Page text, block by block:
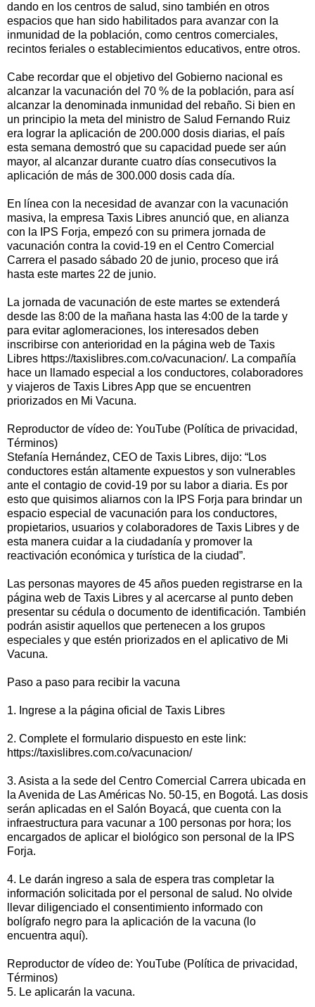
dando en los centros de salud, sino también en otros
espacios que han sido habilitados para avanzar con la
inmunidad de la población, como centros comerciales,
recintos feriales o establecimientos educativos, entre otros.
Cabe recordar que el objetivo del Gobierno nacional es
alcanzar la vacunación del 70 % de la población, para así
alcanzar la denominada inmunidad del rebaño. Si bien en
un principio la meta del ministro de Salud Fernando Ruiz
era lograr la aplicación de 200.000 dosis diarias, el país
esta semana demostró que su capacidad puede ser aún
mayor, al alcanzar durante cuatro días consecutivos la
aplicación de más de 300.000 dosis cada día.
En línea con la necesidad de avanzar con la vacunación
masiva, la empresa Taxis Libres anunció que, en alianza
con la IPS Forja, empezó con su primera jornada de
vacunación contra la covid-19 en el Centro Comercial
Carrera el pasado sábado 20 de junio, proceso que irá
hasta este martes 22 de junio.
La jornada de vacunación de este martes se extenderá
desde las 8:00 de la mañana hasta las 4:00 de la tarde y
para evitar aglomeraciones, los interesados deben
inscribirse con anterioridad en la página web de Taxis
Libres https://taxislibres.com.co/vacunacion/. La compañía
hace un llamado especial a los conductores, colaboradores
y viajeros de Taxis Libres App que se encuentren
priorizados en Mi Vacuna.
Reproductor de vídeo de: YouTube (Política de privacidad,
Términos)
Stefanía Hernández, CEO de Taxis Libres, dijo: “Los
conductores están altamente expuestos y son vulnerables
ante el contagio de covid-19 por su labor a diaria. Es por
esto que quisimos aliarnos con la IPS Forja para brindar un
espacio especial de vacunación para los conductores,
propietarios, usuarios y colaboradores de Taxis Libres y de
esta manera cuidar a la ciudadanía y promover la
reactivación económica y turística de la ciudad”.
Las personas mayores de 45 años pueden registrarse en la
página web de Taxis Libres y al acercarse al punto deben
presentar su cédula o documento de identificación. También
podrán asistir aquellos que pertenecen a los grupos
especiales y que estén priorizados en el aplicativo de Mi
Vacuna.
Paso a paso para recibir la vacuna
1. Ingrese a la página oficial de Taxis Libres
2. Complete el formulario dispuesto en este link:
https://taxislibres.com.co/vacunacion/
3. Asista a la sede del Centro Comercial Carrera ubicada en
la Avenida de Las Américas No. 50-15, en Bogotá. Las dosis
serán aplicadas en el Salón Boyacá, que cuenta con la
infraestructura para vacunar a 100 personas por hora; los
encargados de aplicar el biológico son personal de la IPS
Forja.
4. Le darán ingreso a sala de espera tras completar la
información solicitada por el personal de salud. No olvide
llevar diligenciado el consentimiento informado con
bolígrafo negro para la aplicación de la vacuna (lo
encuentra aquí).
Reproductor de vídeo de: YouTube (Política de privacidad,
Términos)
5. Le aplicarán la vacuna.